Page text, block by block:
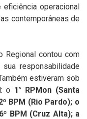
eficiência operacional
contemporâneas de
Regional contou com
responsabilidade
estiveram sob
o 1° RPMon (Santa
BPM (Rio Pardo); o
BPM (Cruz Alta); a